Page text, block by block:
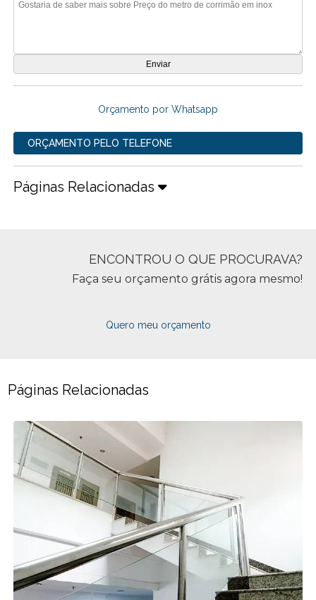
Orçamento por Whatsapp
ORÇAMENTO PELO TELEFONE
Páginas Relacionadas
ENCONTROU O QUE PROCURAVA?
Faça seu orçamento grátis agora mesmo!
Quero meu orçamento
Páginas Relacionadas